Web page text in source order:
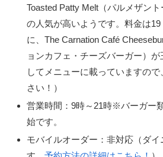
Toasted Patty Melt（パルメザント
の人気が高いようです。料金は
に、The Carnation Café
ョンカフェ・チーズバーガー）
してメニューに載っていますの
さい！）
営業時間：9時～21時※バーガー
始です。
モバイルオーダー：非対応（ダ